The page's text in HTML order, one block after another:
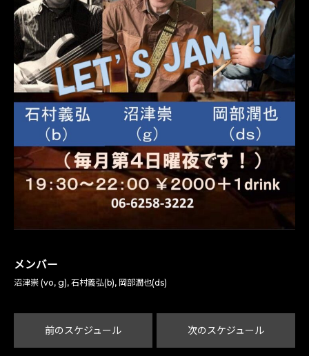
メンバー
沼津崇 (vo, g), 石村義弘(b), 岡部潤也(ds)
前のスケジュール 次のスケジュール